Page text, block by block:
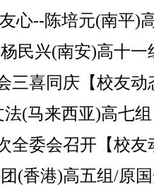
心--陈培元(南平)
民兴(南安)高十一
三喜同庆【校友动
法(马来西亚)高七
全委会召开【校友
(香港)高五组/原